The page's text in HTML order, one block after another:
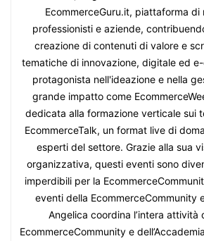
EcommerceGuru.it, piattaforma di
professionisti e aziende,
creazione di contenuti di valore e
tematiche di innovazione, digitale ed
protagonista nell'ideazione e nella
grande impatto come
dedicata alla formazione verticale sui
EcommerceTalk, un format live di
esperti del settore. Grazie alla sua
organizzativa, questi eventi sono
imperdibili per la
eventi della EcommerceCommunity
Angelica coordina l’intera attività
EcommerceCommunity e